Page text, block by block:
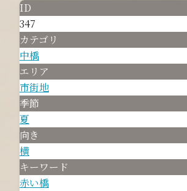
ID
347
カテゴリ
中橋
エリア
市街地
季節
夏
向き
横
キーワード
赤い橋